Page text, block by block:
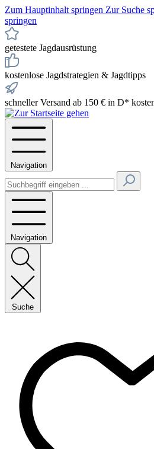
Zum Hauptinhalt springen Zur Suche
springen
getestete Jagdausrüstung
kostenlose Jagdstrategien & Jagdtipps
schneller Versand ab 150 € in D*
Navigation
Navigation
Suche